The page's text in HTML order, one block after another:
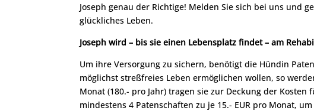
Joseph genau der Richtige! Melden Sie sich bei uns und
glückliches Leben.
Joseph wird – bis sie einen Lebensplatz findet – am
Um ihre Versorgung zu sichern, benötigt die Hündin
möglichst streßfreies Leben ermöglichen wollen, so
Monat (180.- pro Jahr) tragen sie zur Deckung der
mindestens 4 Patenschaften zu je 15.- EUR pro Monat,